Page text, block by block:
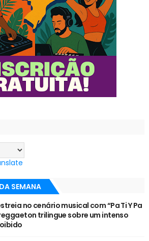
SEMANA
no cenário musical com “Pa Ti Y Pa
trilingue sobre um intenso